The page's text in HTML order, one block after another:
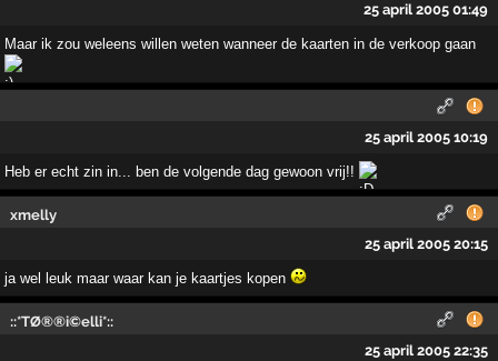
25 april 2005 01:49
Maar ik zou weleens willen weten wanneer de kaarten in de verkoop gaan
25 april 2005 10:19
Heb er echt zin in... ben de volgende dag gewoon vrij!!
xmelly
25 april 2005 20:15
ja wel leuk maar waar kan je kaartjes kopen
::*TØ®®i©elli*::
25 april 2005 22:35